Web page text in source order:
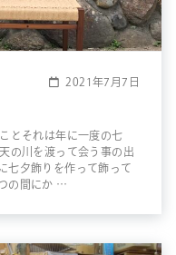
2021年7月7日
とそれは年に一度の七
の川を渡って会う事の出
七夕飾りを作って飾って
の間にか …